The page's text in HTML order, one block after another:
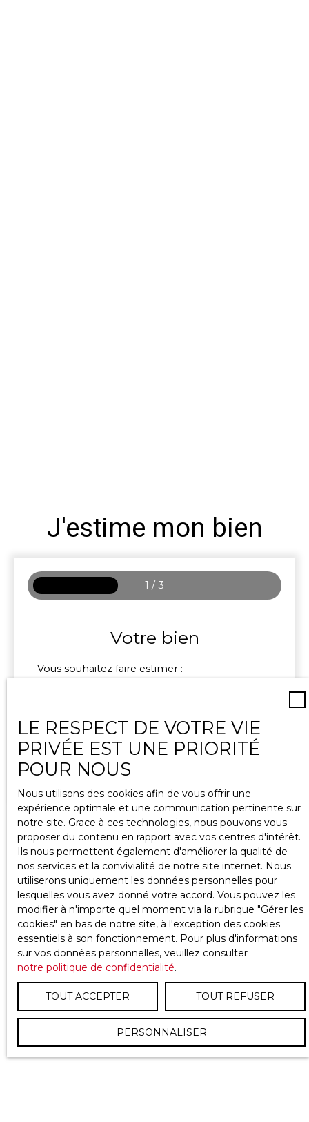
J'estime mon bien
1 / 3
Votre bien
Vous souhaitez faire estimer :
Maison Appartement
Adresse de votre bien
LE RESPECT DE VOTRE VIE
PRIVÉE EST UNE PRIORITÉ
POUR NOUS
Nous utilisons des cookies afin de vous offrir une
expérience optimale et une communication pertinente sur
notre site. Grace à ces technologies, nous pouvons vous
proposer du contenu en rapport avec vos centres d'intérêt.
Ils nous permettent également d'améliorer la qualité de
nos services et la convivialité de notre site internet. Nous
utiliserons uniquement les données personnelles pour
lesquelles vous avez donné votre accord. Vous pouvez les
modifier à n'importe quel moment via la rubrique ″Gérer les
cookies″ en bas de notre site, à l'exception des cookies
essentiels à son fonctionnement. Pour plus d'informations
sur vos données personnelles, veuillez consulter
notre politique de confidentialité.
TOUT ACCEPTER TOUT REFUSER
PERSONNALISER